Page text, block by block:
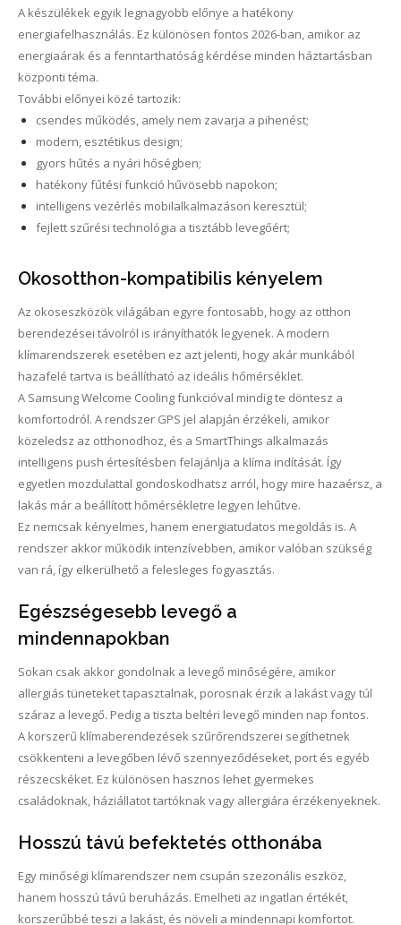
A készülékek egyik legnagyobb előnye a hatékony
energiafelhasználás. Ez különösen fontos 2026-ban, amikor az
energiaárak és a fenntarthatóság kérdése minden háztartásban
központi téma.
További előnyei közé tartozik:
csendes működés, amely nem zavarja a pihenést;
modern, esztétikus design;
gyors hűtés a nyári hőségben;
hatékony fűtési funkció hűvösebb napokon;
intelligens vezérlés mobilalkalmazáson keresztül;
fejlett szűrési technológia a tisztább levegőért;
Okosotthon-kompatibilis kényelem
Az okoseszközök világában egyre fontosabb, hogy az otthon
berendezései távolról is irányíthatók legyenek. A modern
klímarendszerek esetében ez azt jelenti, hogy akár munkából
hazafelé tartva is beállítható az ideális hőmérséklet.
A Samsung Welcome Cooling funkcióval mindig te döntesz a
komfortodról. A rendszer GPS jel alapján érzékeli, amikor
közeledsz az otthonodhoz, és a SmartThings alkalmazás
intelligens push értesítésben felajánlja a klíma indítását. Így
egyetlen mozdulattal gondoskodhatsz arról, hogy mire hazaérsz, a
lakás már a beállított hőmérsékletre legyen lehűtve.
Ez nemcsak kényelmes, hanem energiatudatos megoldás is. A
rendszer akkor működik intenzívebben, amikor valóban szükség
van rá, így elkerülhető a felesleges fogyasztás.
Egészségesebb levegő a
mindennapokban
Sokan csak akkor gondolnak a levegő minőségére, amikor
allergiás tüneteket tapasztalnak, porosnak érzik a lakást vagy túl
száraz a levegő. Pedig a tiszta beltéri levegő minden nap fontos.
A korszerű klímaberendezések szűrőrendszerei segíthetnek
csökkenteni a levegőben lévő szennyeződéseket, port és egyéb
részecskéket. Ez különösen hasznos lehet gyermekes
családoknak, háziállatot tartóknak vagy allergiára érzékenyeknek.
Hosszú távú befektetés otthonába
Egy minőségi klímarendszer nem csupán szezonális eszköz,
hanem hosszú távú beruházás. Emelheti az ingatlan értékét,
korszerűbbé teszi a lakást, és növeli a mindennapi komfortot.